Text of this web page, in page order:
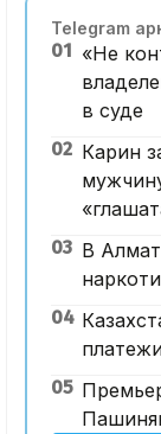
Telegram
01 «Не
в суде
02 Карин
03 В
04
05